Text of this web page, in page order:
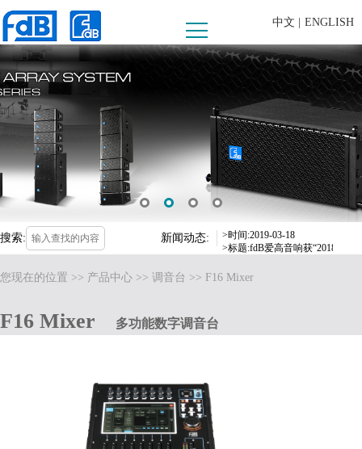
中文 | ENGLISH
搜索: 新闻动态:
>时间:20190625
>标题:FDB AUDIO助阵第十七
>时间:2019-09-16
>标题:fdB爱高音响惊喜亮相，
>时间:2019-03-18
>标题:fdB爱高音响获“2018年广
>时间:20191015
您现在的位置 >> 产品中心 >> 调音台 >> F16 Mixer
F16 Mixer 多功能数字调音台